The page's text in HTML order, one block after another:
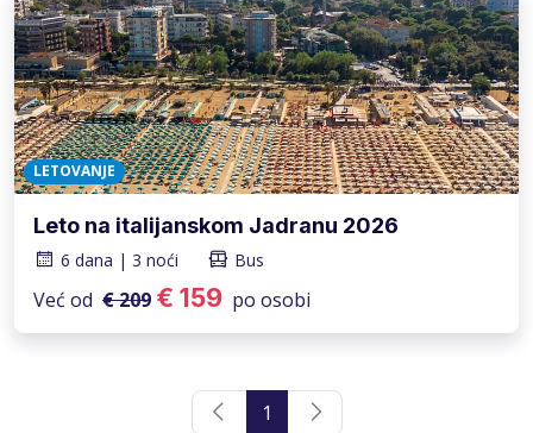
LETOVANJE
Leto na italijanskom Jadranu 2026
6 dana | 3 noći Bus
Već od € 209 € 159 po osobi
1